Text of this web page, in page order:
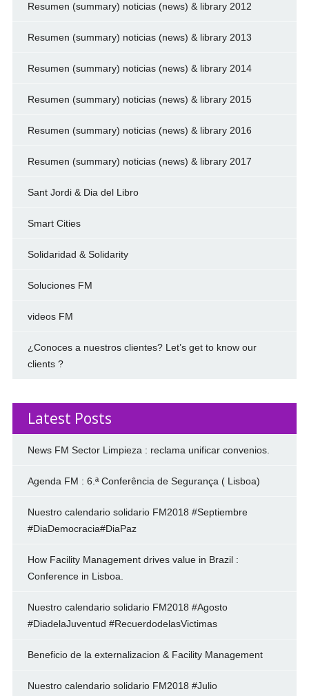
Resumen (summary) noticias (news) & library 2012
Resumen (summary) noticias (news) & library 2013
Resumen (summary) noticias (news) & library 2014
Resumen (summary) noticias (news) & library 2015
Resumen (summary) noticias (news) & library 2016
Resumen (summary) noticias (news) & library 2017
Sant Jordi & Dia del Libro
Smart Cities
Solidaridad & Solidarity
Soluciones FM
videos FM
¿Conoces a nuestros clientes? Let’s get to know our
clients ?
Latest Posts
News FM Sector Limpieza : reclama unificar convenios.
Agenda FM : 6.ª Conferência de Segurança ( Lisboa)
Nuestro calendario solidario FM2018 #Septiembre
#DiaDemocracia#DiaPaz
How Facility Management drives value in Brazil :
Conference in Lisboa.
Nuestro calendario solidario FM2018 #Agosto
#DiadelaJuventud #RecuerdodelasVictimas
Beneficio de la externalizacion & Facility Management
Nuestro calendario solidario FM2018 #Julio